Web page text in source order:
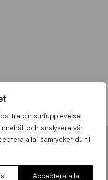
din surfupplevelse,
och analysera vår
alla" samtycker du till
Acceptera alla